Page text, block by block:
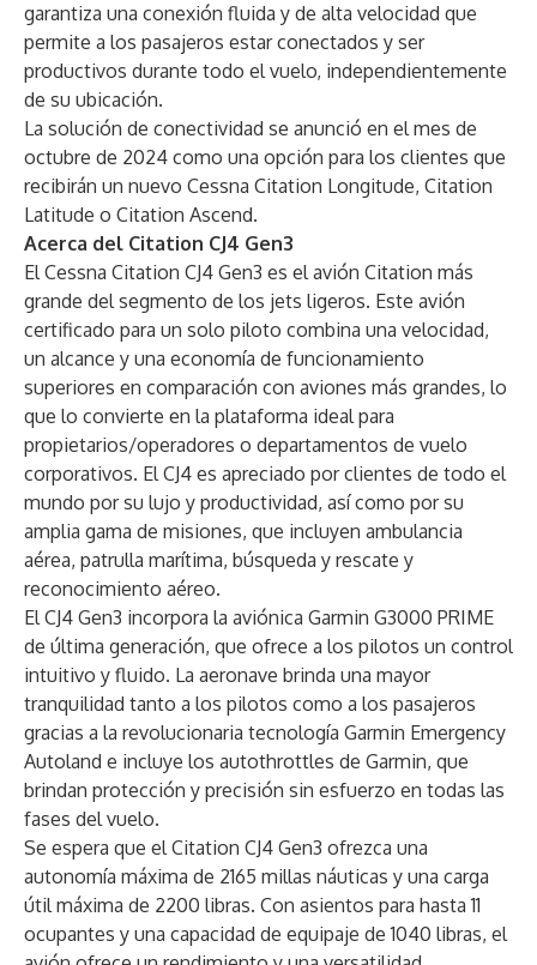
garantiza una conexión fluida y de alta velocidad que
permite a los pasajeros estar conectados y ser
productivos durante todo el vuelo, independientemente
de su ubicación.
La solución de conectividad se anunció en el mes de
octubre de 2024 como una opción para los clientes que
recibirán un nuevo Cessna Citation Longitude, Citation
Latitude o Citation Ascend.
Acerca del Citation CJ4 Gen3
El Cessna Citation CJ4 Gen3 es el avión Citation más
grande del segmento de los jets ligeros. Este avión
certificado para un solo piloto combina una velocidad,
un alcance y una economía de funcionamiento
superiores en comparación con aviones más grandes, lo
que lo convierte en la plataforma ideal para
propietarios/operadores o departamentos de vuelo
corporativos. El CJ4 es apreciado por clientes de todo el
mundo por su lujo y productividad, así como por su
amplia gama de misiones, que incluyen ambulancia
aérea, patrulla marítima, búsqueda y rescate y
reconocimiento aéreo.
El CJ4 Gen3 incorpora la aviónica Garmin G3000 PRIME
de última generación, que ofrece a los pilotos un control
intuitivo y fluido. La aeronave brinda una mayor
tranquilidad tanto a los pilotos como a los pasajeros
gracias a la revolucionaria tecnología Garmin Emergency
Autoland e incluye los autothrottles de Garmin, que
brindan protección y precisión sin esfuerzo en todas las
fases del vuelo.
Se espera que el Citation CJ4 Gen3 ofrezca una
autonomía máxima de 2165 millas náuticas y una carga
útil máxima de 2200 libras. Con asientos para hasta 11
ocupantes y una capacidad de equipaje de 1040 libras, el